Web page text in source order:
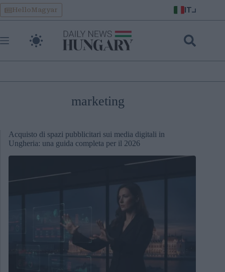
Skip
to
content
HelloMagyar IT
marketing
Acquisto di spazi pubblicitari sui media digitali in
Ungheria: una guida completa per il 2026